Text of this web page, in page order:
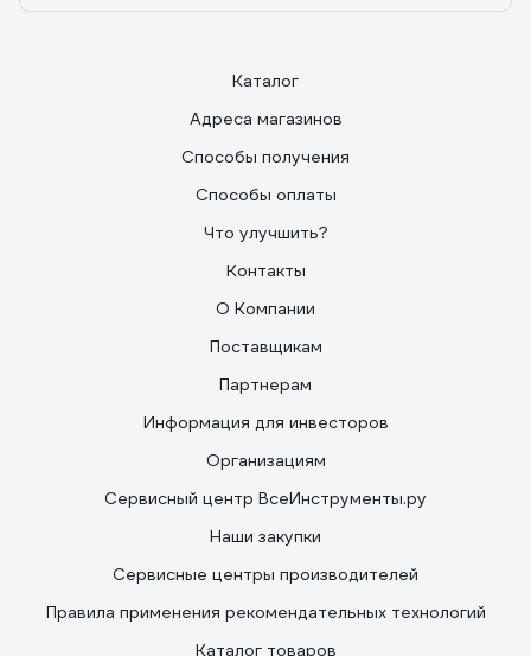
Каталог
Адреса магазинов
Способы получения
Способы оплаты
Что улучшить?
Контакты
О Компании
Поставщикам
Партнерам
Информация для инвесторов
Организациям
Сервисный центр ВсеИнструменты.ру
Наши закупки
Сервисные центры производителей
Правила применения рекомендательных технологий
Каталог товаров